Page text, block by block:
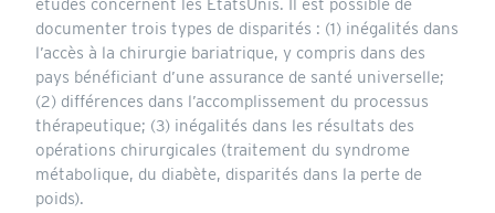
études concernent les ÉtatsUnis. Il est possible de
documenter trois types de disparités : (1) inégalités dans
l’accès à la chirurgie bariatrique, y compris dans des
pays bénéficiant d’une assurance de santé universelle;
(2) différences dans l’accomplissement du processus
thérapeutique; (3) inégalités dans les résultats des
opérations chirurgicales (traitement du syndrome
métabolique, du diabète, disparités dans la perte de
poids).